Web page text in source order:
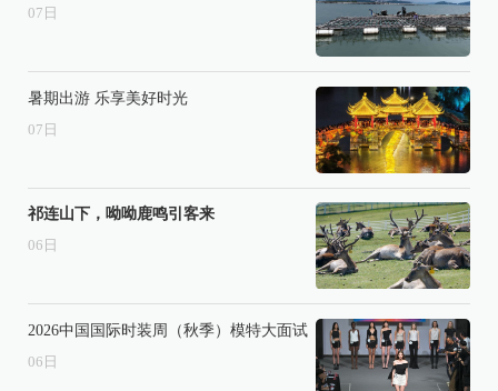
07 日
暑期出游 乐享美好时光
07 日
祁连山下，呦呦鹿鸣引客来
06 日
2026中国国际时装周（秋季）模特大面试
06 日